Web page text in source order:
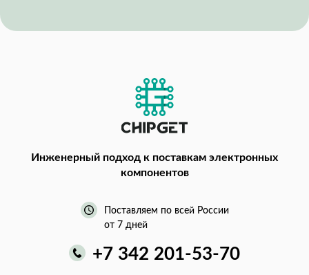
Инженерный подход к поставкам электронных
компонентов
Поставляем по всей России
от 7 дней
+7 342 201-53-70